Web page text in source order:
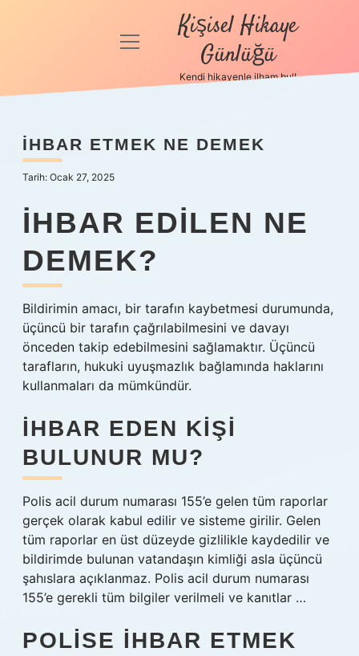
Anasayfa
Politikası
Yasal Uyarı
Hakkımızda
menüyü
Kişisel Hikaye
Günlüğü
Kendi hikayenle ilham bul!
İHBAR ETMEK NE DEMEK
Tarih: Ocak 27, 2025
İHBAR EDILEN NE
DEMEK?
Bildirimin amacı, bir tarafın kaybetmesi durumunda,
üçüncü bir tarafın çağrılabilmesini ve davayı
önceden takip edebilmesini sağlamaktır. Üçüncü
tarafların, hukuki uyuşmazlık bağlamında haklarını
kullanmaları da mümkündür.
İHBAR EDEN KIŞI
BULUNUR MU?
Polis acil durum numarası 155’e gelen tüm raporlar
gerçek olarak kabul edilir ve sisteme girilir. Gelen
tüm raporlar en üst düzeyde gizlilikle kaydedilir ve
bildirimde bulunan vatandaşın kimliği asla üçüncü
şahıslara açıklanmaz. Polis acil durum numarası
155’e gerekli tüm bilgiler verilmeli ve kanıtlar …
POLISE IHBAR ETMEK